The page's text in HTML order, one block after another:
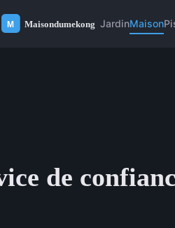
JardinMaison
de